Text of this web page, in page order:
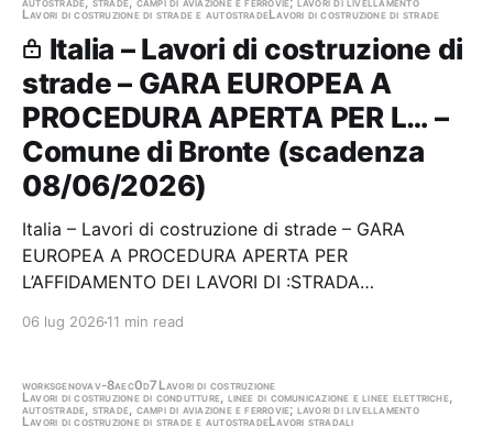
Lavori di costruzione di strade e autostradeLavori di costruzione di strade
Italia – Lavori di costruzione di
strade – GARA EUROPEA A
PROCEDURA APERTA PER L… –
Comune di Bronte (scadenza
08/06/2026)
Italia – Lavori di costruzione di strade – GARA
EUROPEA A PROCEDURA APERTA PER
L’AFFIDAMENTO DEI LAVORI DI :STRADA
KENNEDY, VIA DI FUGA DI PROTEZIONE CIVILE NEL
Comune di Bronte Scadenza 08/06/2026 Gara
scaduta, in…
06 lug 2026 11 min read
worksgenovav-8aec0d7 Lavori di costruzione
Lavori di costruzione di condutture, linee di comunicazione e linee elettriche,
autostrade, strade, campi di aviazione e ferrovie; lavori di livellamento
Lavori di costruzione di strade e autostradeLavori stradali